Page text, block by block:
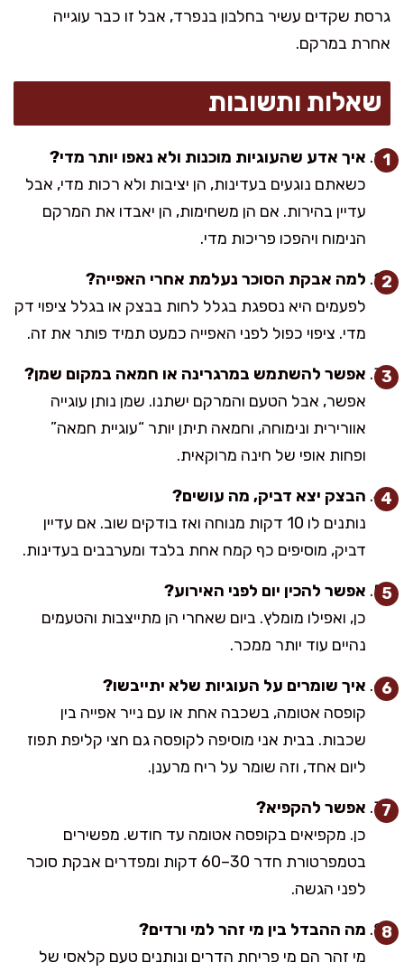
גרסת שקדים עשיר בחלבון בנפרד, אבל זו כבר עוגייה
אחרת במרקם.
שאלות ותשובות
איך אדע שהעוגיות מוכנות ולא נאפו יותר מדי?
כשאתם נוגעים בעדינות, הן יציבות ולא רכות מדי, אבל
עדיין בהירות. אם הן משחימות, הן יאבדו את המרקם
הנימוח ויהפכו פריכות מדי.
למה אבקת הסוכר נעלמת אחרי האפייה?
לפעמים היא נספגת בגלל לחות בבצק או בגלל ציפוי דק
מדי. ציפוי כפול לפני האפייה כמעט תמיד פותר את זה.
אפשר להשתמש במרגרינה או חמאה במקום שמן?
אפשר, אבל הטעם והמרקם ישתנו. שמן נותן עוגייה
אוורירית ונימוחה, וחמאה תיתן יותר “עוגיית חמאה”
ופחות אופי של חינה מרוקאית.
הבצק יצא דביק, מה עושים?
נותנים לו 10 דקות מנוחה ואז בודקים שוב. אם עדיין
דביק, מוסיפים כף קמח אחת בלבד ומערבבים בעדינות.
אפשר להכין יום לפני האירוע?
כן, ואפילו מומלץ. ביום שאחרי הן מתייצבות והטעמים
נהיים עוד יותר ממכר.
איך שומרים על העוגיות שלא יתייבשו?
קופסה אטומה, בשכבה אחת או עם נייר אפייה בין
שכבות. בבית אני מוסיפה לקופסה גם חצי קליפת תפוז
ליום אחד, וזה שומר על ריח מרענן.
אפשר להקפיא?
כן. מקפיאים בקופסה אטומה עד חודש. מפשירים
בטמפרטורת חדר 30–60 דקות ומפדרים אבקת סוכר
לפני הגשה.
מה ההבדל בין מי זהר למי ורדים?
מי זהר הם מי פריחת הדרים ונותנים טעם קלאסי של